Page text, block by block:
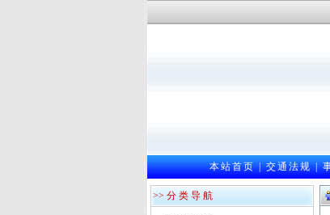
本站首页|交通法规|
>> 分 类 导 航